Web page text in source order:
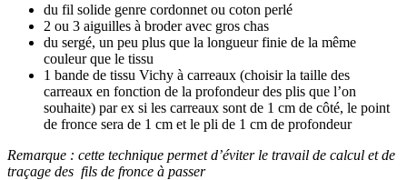
du fil solide genre cordonnet ou coton perlé
2 ou 3 aiguilles à broder avec gros chas
du sergé, un peu plus que la longueur finie de la même
couleur que le tissu
1 bande de tissu Vichy à carreaux (choisir la taille des
carreaux en fonction de la profondeur des plis que l’on
souhaite) par ex si les carreaux sont de 1 cm de côté, le point
de fronce sera de 1 cm et le pli de 1 cm de profondeur
Remarque : cette technique permet d’éviter le travail de calcul et de
traçage des fils de fronce à passer